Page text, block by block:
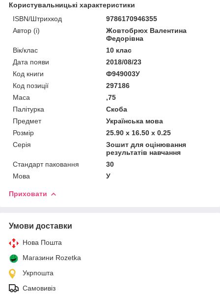
Користувальницькі характеристики
ISBN/Штрихкод
9786170946355
Автор (і)
Жовтобрюх Валентина
Федорівна
Вік/клас
10 клас
Дата появи
2018/08/23
Код книги
Ф949003У
Код позиції
297186
Маса
,75
Палітурка
Скоба
Предмет
Українська мова
Розмір
25.90 x 16.50 x 0.25
Серія
Зошит для оцінювання
результатів навчання
Стандарт паковання
30
Мова
У
Приховати
Умови доставки
Нова Пошта
Магазини Rozetka
Укрпошта
Самовивіз